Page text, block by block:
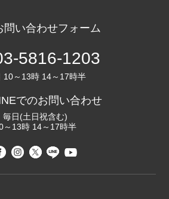
問い合わせフォーム
5816-1203
10～13時 14～17時半
でのお問い合わせ
毎日(土日祝含む)
～13時 14～17時半